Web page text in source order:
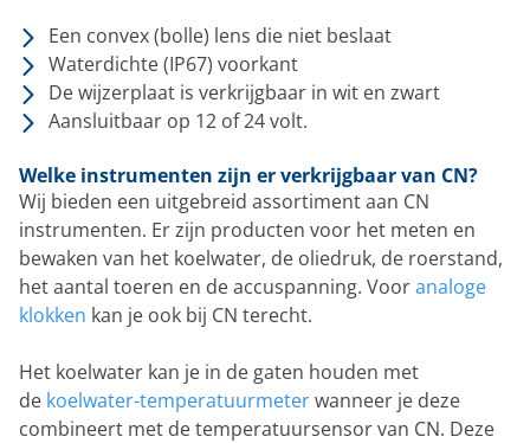
Een convex (bolle) lens die niet beslaat
Waterdichte (IP67) voorkant
De wijzerplaat is verkrijgbaar in wit en zwart
Aansluitbaar op 12 of 24 volt.
Welke instrumenten zijn er verkrijgbaar van CN?
Wij bieden een uitgebreid assortiment aan CN
instrumenten. Er zijn producten voor het meten en
bewaken van het koelwater, de oliedruk, de roerstand,
het aantal toeren en de accuspanning. Vooranaloge
klokken kan je ook bij CN terecht.
Het koelwater kan je in de gaten houden met
de koelwater-temperatuurmeterwanneer je deze
combineert met de temperatuursensor van CN. Deze